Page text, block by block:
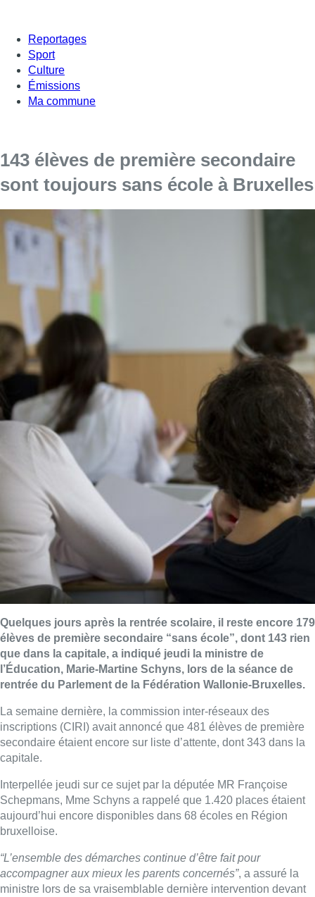
Reportages
Sport
Culture
Émissions
Ma commune
143 élèves de première secondaire
sont toujours sans école à Bruxelles
Quelques jours après la rentrée scolaire, il reste encore 179
élèves de première secondaire “sans école”, dont 143 rien
que dans la capitale, a indiqué jeudi la ministre de
l’Éducation, Marie-Martine Schyns, lors de la séance de
rentrée du Parlement de la Fédération Wallonie-Bruxelles.
La semaine dernière, la commission inter-réseaux des
inscriptions (CIRI) avait annoncé que 481 élèves de première
secondaire étaient encore sur liste d’attente, dont 343 dans la
capitale.
Interpellée jeudi sur ce sujet par la députée MR Françoise
Schepmans, Mme Schyns a rappelé que 1.420 places étaient
aujourd’hui encore disponibles dans 68 écoles en Région
bruxelloise.
“L’ensemble des démarches continue d’être fait pour
accompagner aux mieux les parents concernés”, a assuré la
ministre lors de sa vraisemblable dernière intervention devant